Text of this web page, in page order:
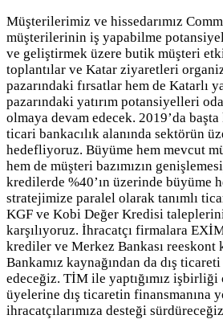
Müşterilerimiz ve hissedarımız
müşterilerinin iş yapabilme
ve geliştirmek üzere butik müşteri
toplantılar ve Katar ziyaretleri
pazarındaki fırsatlar hem de Katarlı
pazarındaki yatırım potansiyelleri
olmaya devam edecek. 2019’da
ticari bankacılık alanında sektörün
hedefliyoruz. Büyüme hem mevcut
hem de müşteri bazımızın
kredilerde %40’ın üzerinde büyüme
stratejimize paralel olarak tanımlı
KGF ve Kobi Değer Kredisi
karşılıyoruz. İhracatçı firmalara
krediler ve Merkez Bankası
Bankamız kaynağından da dış
edeceğiz. TİM ile yaptığımız
üyelerine dış ticaretin finansmanına
ihracatçılarımıza desteği